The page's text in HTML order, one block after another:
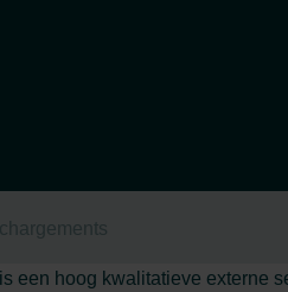
een hoog kwalitatieve externe